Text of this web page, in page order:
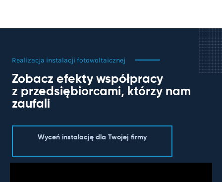
Realizacja instalacji fotowoltaicznej
Zobacz efekty współpracy
z przedsiębiorcami, którzy nam
zaufali
Wyceń instalację dla Twojej firmy